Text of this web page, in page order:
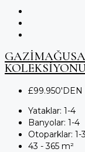
£99.950'DEN
Yataklar: 1-4
Banyolar: 1-4
Otoparklar: 1-3
43 - 365 m²